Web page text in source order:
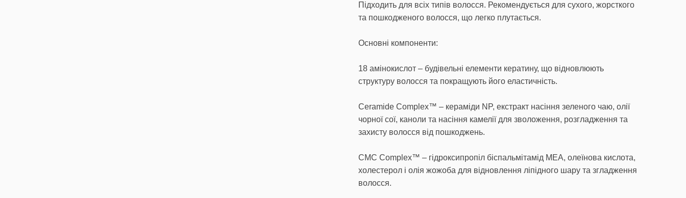
Підходить для всіх типів волосся. Рекомендується для сухого, жорсткого
та пошкодженого волосся, що легко плутається.
Основні компоненти:
18 амінокислот – будівельні елементи кератину, що відновлюють
структуру волосся та покращують його еластичність.
Ceramide Complex™ – кераміди NP, екстракт насіння зеленого чаю, олії
чорної сої, каноли та насіння камелії для зволоження, розгладження та
захисту волосся від пошкоджень.
CMC Complex™ – гідроксипропіл біспальмітамід MEA, олеїнова кислота,
холестерол і олія жожоба для відновлення ліпідного шару та згладження
волосся.